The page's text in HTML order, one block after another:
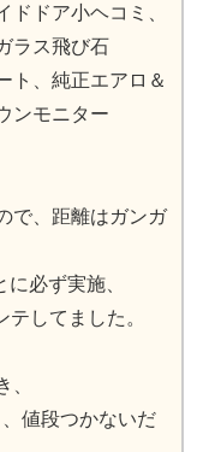
ドドア小ヘコミ、
ラス飛び石
ト、純正エアロ＆
ンモニター
で、距離はガンガ
必ず実施、
してました。
、
、値段つかないだ